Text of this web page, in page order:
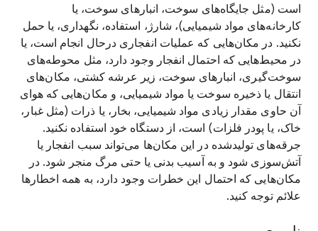
است (مثل جایگاه‌های سوخت، انبارهای سوخت، یا
کارخانه‌های مواد شیمیایی)، شارژ، استفاده، نگهداری، یا حمل
نکنید. در مکان‌هایی که عملیات انفجاری درحال انجام است، یا
در محیط‌هایی که احتمال انفجار وجود دارد، مثل محوطه‌های
سوخت‌گیری، انبارهای سوخت، زیر عرشه کشتی، مکان‌های
انتقال یا ذخیره سوخت یا مواد شیمیایی، و مکان‌هایی که هوای
آن حاوی مقدار زیادی مواد شیمیایی، بخار، یا ذرات (مثل غبار،
خاک، یا پودر فلزات) است، از دستگاه خود استفاده نکنید.
جرقه‌های تولیدشده در این مکان‌ها می‌تواند سبب انفجار یا
آتش‌سوزی شود و به آسیب بدنی یا حتی مرگ منجر شود. در
مکان‌هایی که احتمال این خطرات وجود دارد، به همه اخطارها
علائم توجه کنید.